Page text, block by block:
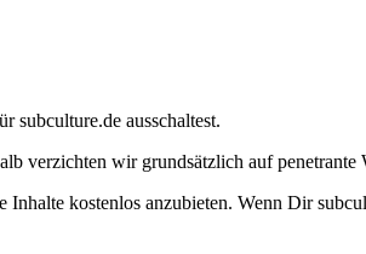
subculture.de ausschaltest.
verzichten wir grundsätzlich auf
kostenlos anzubieten. Wenn Dir